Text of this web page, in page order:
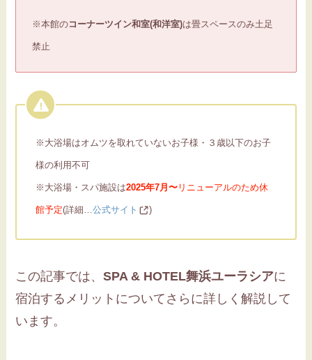
※本館のコーナーツイン和室(和洋室)は畳スペースのみ土足
禁止
※大浴場はオムツを取れていないお子様・３歳以下のお子
様の利用不可
※大浴場・スパ施設は2025年7月〜 リニューアルのため休
館予定(詳細…公式サイト )
この記事では、SPA & HOTEL舞浜ユーラシアに
宿泊するメリットについてさらに詳しく解説して
います。